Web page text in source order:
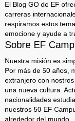
El Blog GO de EF
carreras
respiramos estos
emocione y ayude a
Sobre EF
Nuestra misión es
Por más de 50 años,
extranjero con
una nueva cultura.
nacionalidades
nuestros 50 EF
alrededor del mundo.